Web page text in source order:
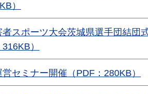
）
スポーツ大会茨城県選手団結団
）
セミナー開催（PDF：280KB）